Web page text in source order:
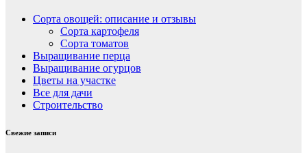
Сорта овощей: описание и отзывы
Сорта картофеля
Сорта томатов
Выращивание перца
Выращивание огурцов
Цветы на участке
Все для дачи
Строительство
Свежие записи